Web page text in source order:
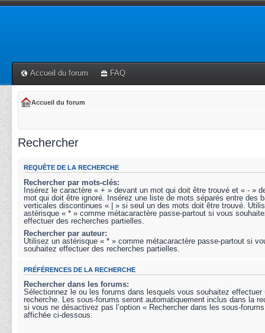
Accueil du forum FAQ
Accueil du forum
Rechercher
REQUÊTE DE LA RECHERCHE
Rechercher par mots-clés:
Insérez le caractère « + » devant un mot qui doit être trouvé et « - »
mot qui doit être ignoré. Insérez une liste de mots séparés entre des
verticales discontinues « | » si seul un des mots doit être trouvé.
astérisque « * » comme métacaractère passe-partout si vous
effectuer des recherches partielles.
Rechercher par auteur:
Utilisez un astérisque « * » comme métacaractère passe-partout si
souhaitez effectuer des recherches partielles.
PRÉFÉRENCES DE LA RECHERCHE
Rechercher dans les forums:
Sélectionnez le ou les forums dans lesquels vous souhaitez effectuer
recherche. Les sous-forums seront automatiquement inclus dans la
si vous ne désactivez pas l’option « Rechercher dans les sous-
affichée ci-dessous.